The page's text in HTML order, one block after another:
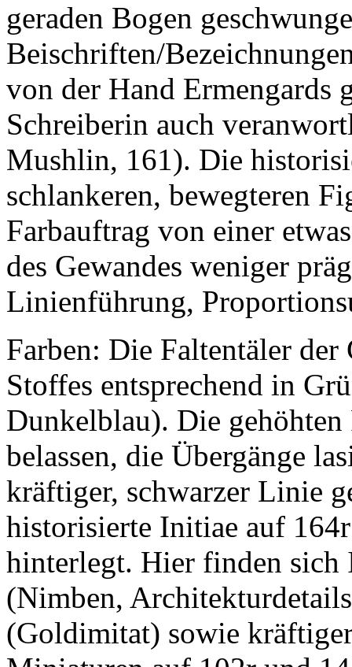
geraden Bogen
Beischriften/
von der Hand Ermengards
Schreiberin auch
Mushlin, 161). Die
schlankeren, bewegteren
Farbauftrag von einer
des Gewandes weniger
Linienführung,
Farben: Die Faltentäler der
Stoffes entsprechend in
Dunkelblau). Die gehöhten
belassen, die Übergänge
kräftiger, schwarzer Linie
historisierte Initiae auf
hinterlegt. Hier finden sich
(Nimben,
(Goldimitat) sowie